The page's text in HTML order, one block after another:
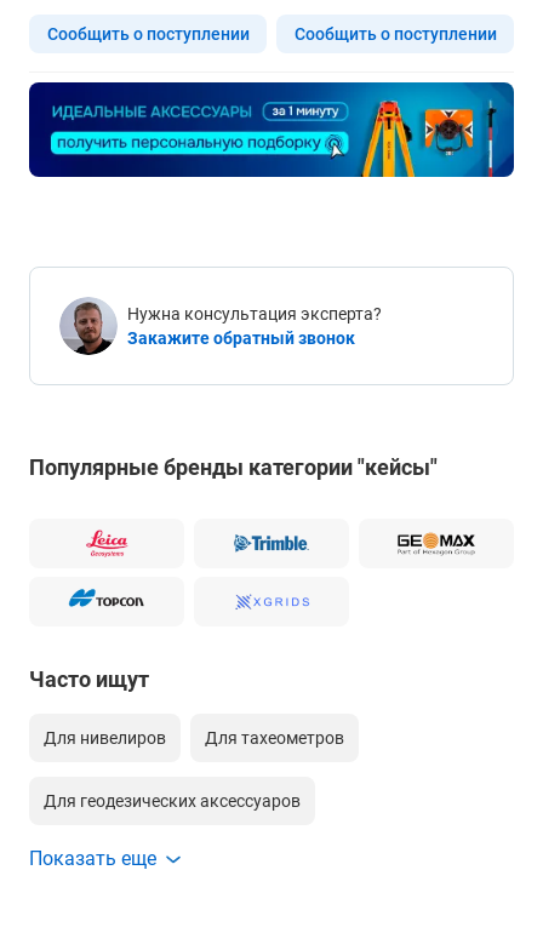
Сообщить о поступлении Сообщить о поступлении
Нужна консультация эксперта?
Закажите обратный звонок
Популярные бренды категории "кейсы"
Часто ищут
Для нивелиров Для тахеометров
Для геодезических аксессуаров
Для геодезических gnss антенн
Показать еще